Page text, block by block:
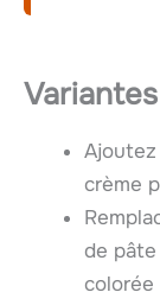
crème
de
colorée